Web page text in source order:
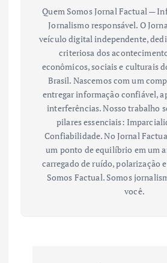
Quem Somos Jornal Factual —
Jornalismo responsável. O
veículo digital independente,
criteriosa dos
econômicos, sociais e culturais
Brasil. Nascemos com um
entregar informação confiável,
interferências. Nosso trabalho
pilares essenciais:
Confiabilidade. No Jornal
um ponto de equilíbrio em um
carregado de ruído, polarização
Somos Factual. Somos
você.